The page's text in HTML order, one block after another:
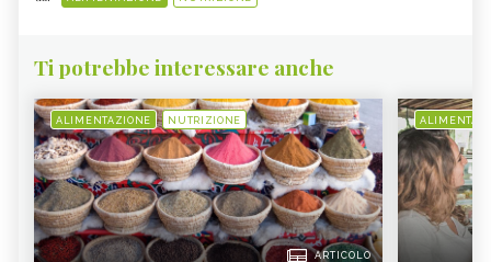
Ti potrebbe interessare anche
ALIMENTAZIONE NUTRIZIONE
ARTICOLO